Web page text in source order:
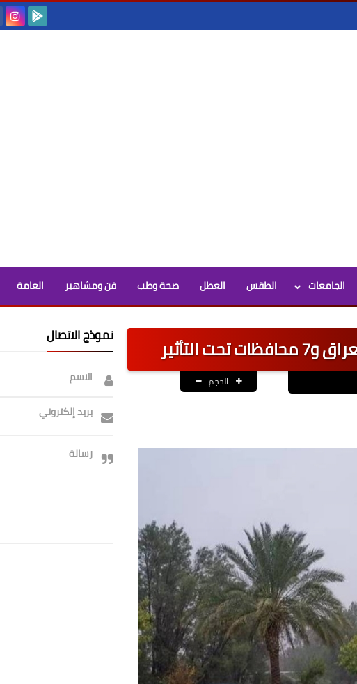
الجامعات الطقس العطل صحة وطب فن ومشاهير العامة
التأثير
الحجم
نموذج الاتصال
الاسم
بريد إلكتروني
رسالة